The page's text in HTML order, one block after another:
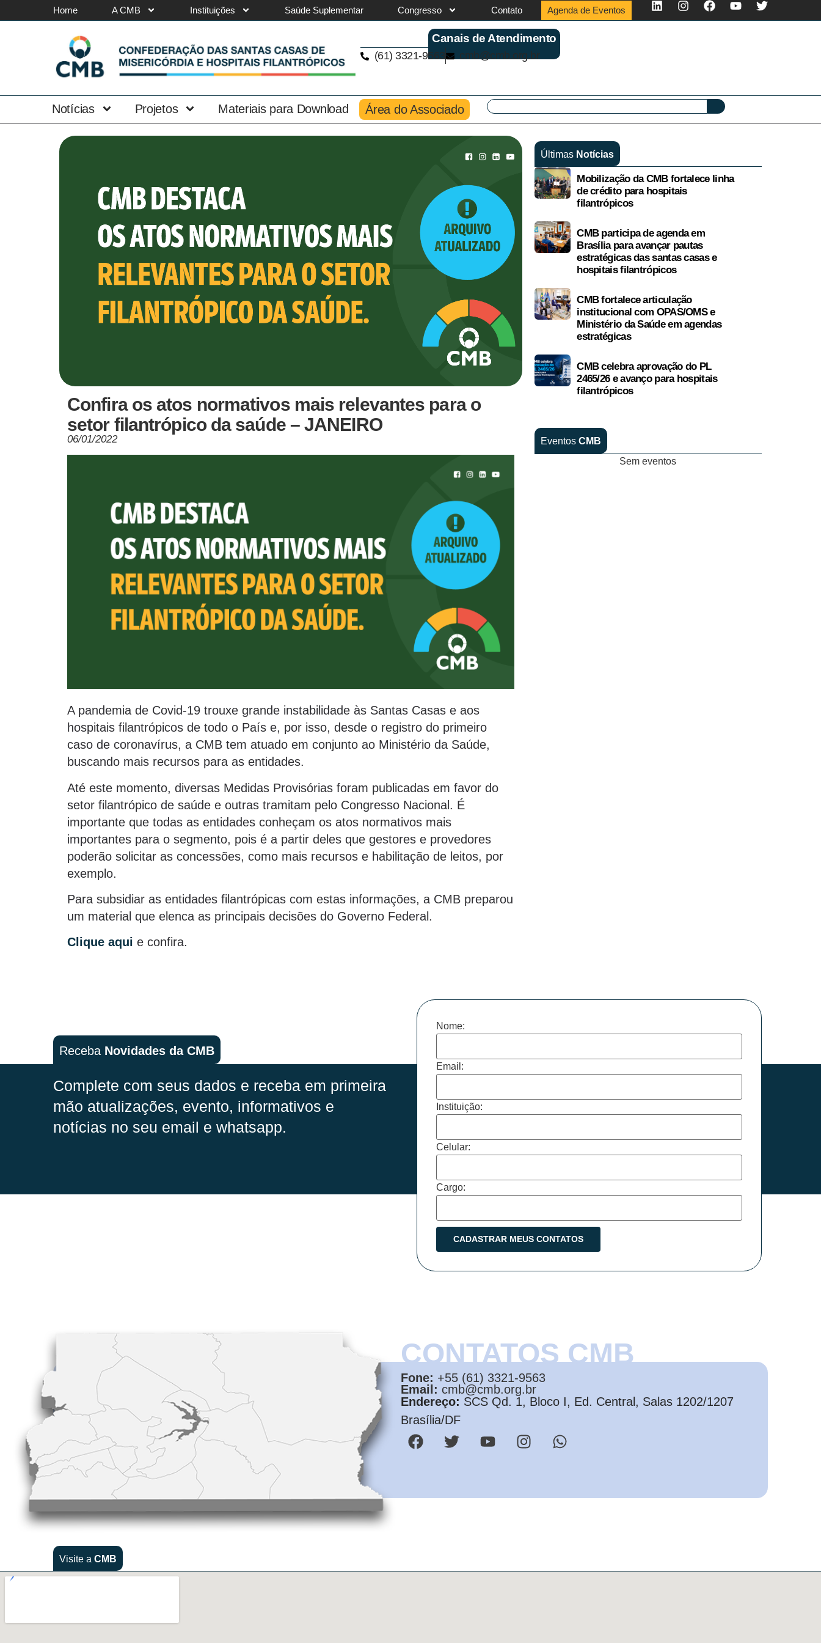
Home A CMB Instituições Saúde Suplementar Congresso Contato Agenda de Eventos
Canais de Atendimento
(61) 3321-9563 cmb@cmb.org.br
Notícias Projetos Materiais para Download Área do Associado
Confira os atos normativos mais relevantes para o
setor filantrópico da saúde – JANEIRO
06/01/2022
A pandemia de Covid-19 trouxe grande instabilidade às Santas Casas e aos
hospitais filantrópicos de todo o País e, por isso, desde o registro do primeiro
caso de coronavírus, a CMB tem atuado em conjunto ao Ministério da Saúde,
buscando mais recursos para as entidades.
Até este momento, diversas Medidas Provisórias foram publicadas em favor do
setor filantrópico de saúde e outras tramitam pelo Congresso Nacional. É
importante que todas as entidades conheçam os atos normativos mais
importantes para o segmento, pois é a partir deles que gestores e provedores
poderão solicitar as concessões, como mais recursos e habilitação de leitos, por
exemplo.
Para subsidiar as entidades filantrópicas com estas informações, a CMB preparou
um material que elenca as principais decisões do Governo Federal.
Clique aqui e confira.
Últimas Notícias
Mobilização da CMB fortalece linha
de crédito para hospitais
filantrópicos
CMB participa de agenda em
Brasília para avançar pautas
estratégicas das santas casas e
hospitais filantrópicos
CMB fortalece articulação
institucional com OPAS/OMS e
Ministério da Saúde em agendas
estratégicas
CMB celebra aprovação do PL
2465/26 e avanço para hospitais
filantrópicos
Eventos CMB
Sem eventos
Receba Novidades da CMB
Complete com seus dados e receba em primeira
mão atualizações, evento, informativos e
notícias no seu email e whatsapp.
Nome:
Email:
Instituição:
Celular:
Cargo:
CONTATOS CMB
Fone: +55 (61) 3321-9563
Email: cmb@cmb.org.br
Endereço: SCS Qd. 1, Bloco I, Ed. Central, Salas 1202/1207
Brasília/DF
Visite a CMB